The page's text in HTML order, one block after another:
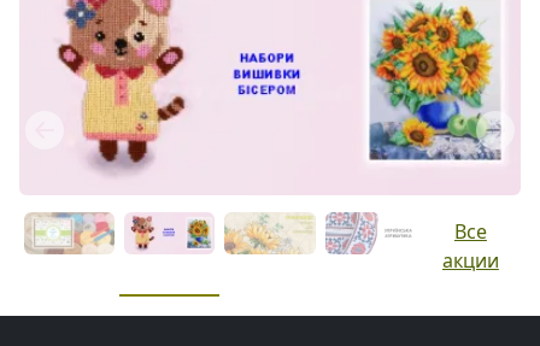
Previous Next
Все
акции